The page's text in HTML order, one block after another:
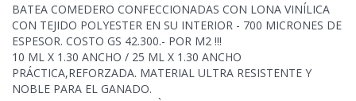
BATEA COMEDERO CONFECCIONADAS CON LONA VINÍLICA
CON TEJIDO POLYESTER EN SU INTERIOR - 700 MICRONES DE
ESPESOR. COSTO GS 42.300.- POR M2 !!!
10 ML X 1.30 ANCHO / 25 ML X 1.30 ANCHO
PRÁCTICA,REFORZADA. MATERIAL ULTRA RESISTENTE Y
NOBLE PARA EL GANADO.